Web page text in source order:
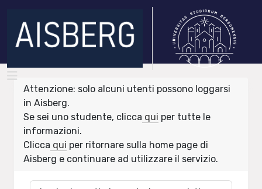
Attenzione: solo alcuni utenti possono loggarsi
in Aisberg.
Se sei uno studente, clicca qui per tutte le
informazioni.
Clicca qui per ritornare sulla home page di
Aisberg e continuare ad utilizzare il servizio.